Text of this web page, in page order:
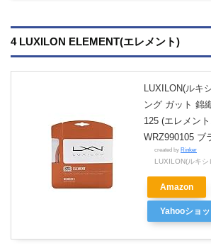
4 LUXILON ELEMENT(エレメント)
LUXILON(ルキ
ング ガット 錦
125 (エレメン
WRZ990105 ブ
created by Rinker
LUXILON(ルキシ
Amazon
Yahooショ